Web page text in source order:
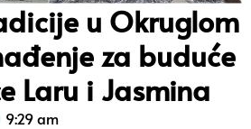
u Okruglom
za buduće
Laru i Jasmina
9:29 am